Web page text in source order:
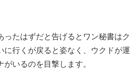
ったはずだと告げるとワン秘書はク
に行くが戻ると姿なく、ウクドが運
いるのを目撃します。